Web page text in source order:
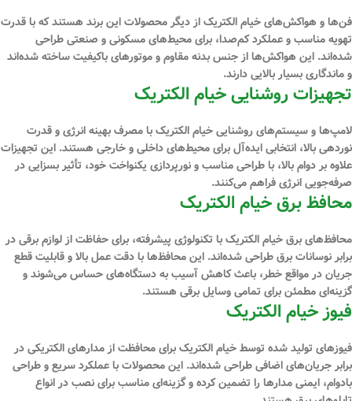
فن‌ها و هواکش‌های خیام الکتریک از دیگر محصولات این برند هستند که با قدرت
تهویه مناسب و عملکرد کم‌صدا، برای محیط‌های مسکونی و صنعتی طراحی
شده‌اند. این هواکش‌ها از جنس بدنه مقاوم و موتورهای باکیفیت ساخته شده‌اند
و ماندگاری بسیار بالایی دارند.
تجهیزات روشنایی خیام الکتریک
لامپ‌ها و سیستم‌های روشنایی خیام الکتریک با مصرف بهینه انرژی و قدرت
نوردهی بالا، انتخابی ایده‌آل برای محیط‌های داخلی و خارجی هستند. این تجهیزات
علاوه بر دوام بالا، با طراحی مناسب و نورپردازی یکنواخت خود، تأثیر بسزایی در
صرفه‌جویی انرژی فراهم می‌کنند.
محافظ برق خیام الکتریک
محافظ‌های برق خیام الکتریک با تکنولوژی پیشرفته، برای حفاظت از لوازم برقی در
برابر نوسانات برق طراحی شده‌اند. این محافظ‌ها با دقت عمل بالا و قابلیت قطع
جریان در مواقع خطر، باعث کاهش آسیب به دستگاه‌های حساس می‌شوند و
گزینه‌ای مطمئن برای تمامی وسایل برقی هستند.
فیوز خیام الکتریک
فیوزهای تولید شده توسط خیام الکتریک برای محافظت از مدارهای الکتریکی در
برابر جریان‌های اضافی طراحی شده‌اند. این محصولات با عملکرد سریع و طراحی
بادوام، ایمنی مدارها را تضمین کرده و گزینه‌ای مناسب برای نصب در انواع